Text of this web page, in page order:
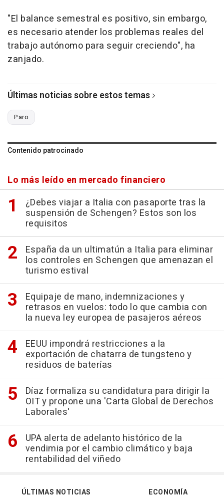
"El balance semestral es positivo, sin embargo,
es necesario atender los problemas reales del
trabajo autónomo para seguir creciendo", ha
zanjado.
Últimas noticias sobre estos temas
Paro
Contenido patrocinado
Lo más leído en mercado financiero
¿Debes viajar a Italia con pasaporte tras la
suspensión de Schengen? Estos son los
requisitos
España da un ultimatún a Italia para eliminar
los controles en Schengen que amenazan el
turismo estival
Equipaje de mano, indemnizaciones y
retrasos en vuelos: todo lo que cambia con
la nueva ley europea de pasajeros aéreos
EEUU impondrá restricciones a la
exportación de chatarra de tungsteno y
residuos de baterías
Díaz formaliza su candidatura para dirigir la
OIT y propone una 'Carta Global de Derechos
Laborales'
UPA alerta de adelanto histórico de la
vendimia por el cambio climático y baja
rentabilidad del viñedo
ÚLTIMAS NOTICIAS
ECONOMÍA